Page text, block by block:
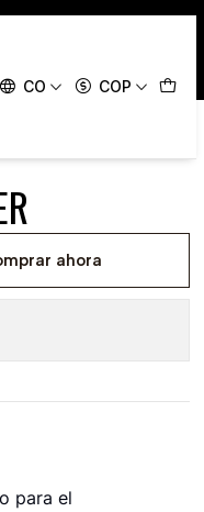
CO COP
ahora
para el